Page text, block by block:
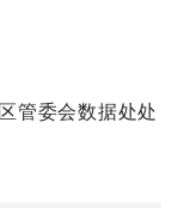
管委会数据处处